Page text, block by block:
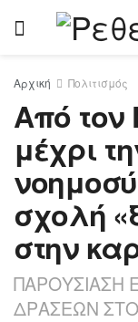
Αρχική Πολιτισμός
Από τον
μέχρι
σχολή
στην
ΠΑΡΟΥΣΙΑΣΗ
ΔΡΑΣΕΩΝ